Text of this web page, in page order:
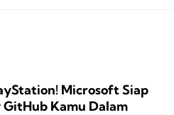
Microsoft Siap
Kamu Dalam